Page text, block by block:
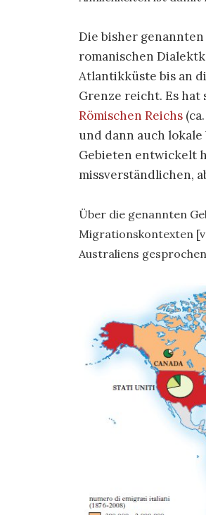
Die bisher
romanischen
Atlantikküste bis an
Grenze reicht. Es
Römischen Reichs
und dann auch
Gebieten entwickelt
missverständlichen,
Über die genannten
Migrationskontexten
Australiens